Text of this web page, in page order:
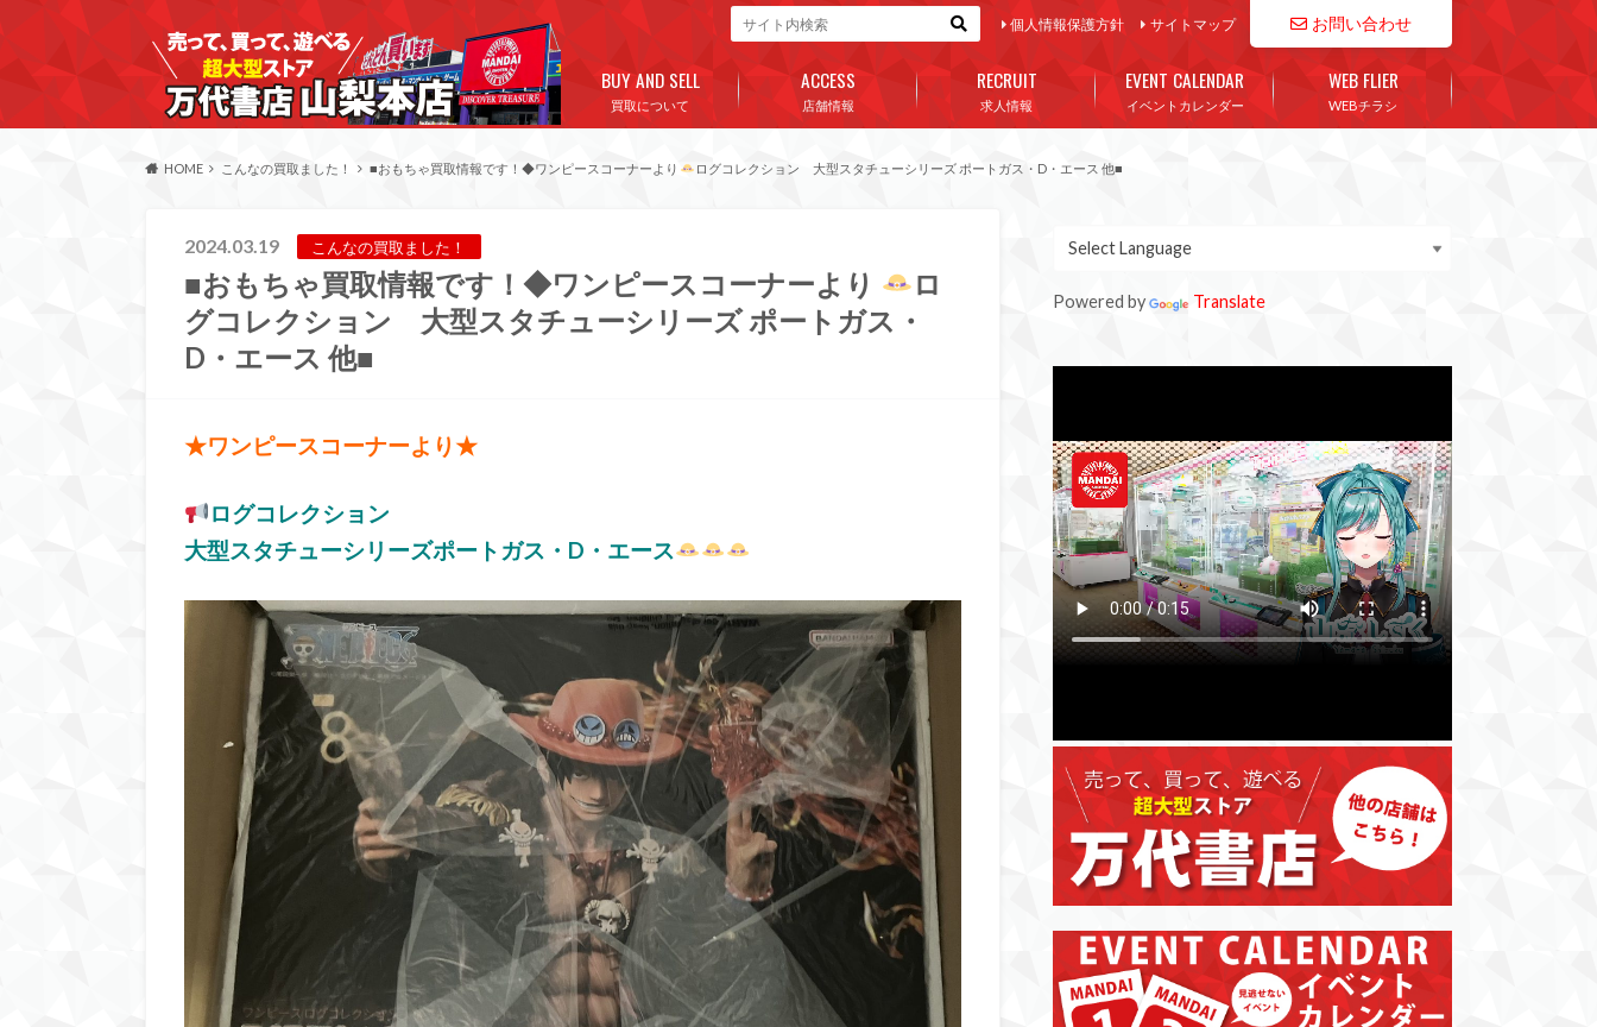
お問い合わせ
個人情報保護方針 サイトマップ
買取について
BUY AND SELL
店舗情報
ACCESS
求人情報
RECRUIT
イベントカレンダー
EVENT CALENDAR
WEBチラシ
WEB FLIER
HOME こんなの買取ました！ ■おもちゃ買取情報です！◆ワンピースコーナーより ログコレクション 大型スタチューシリーズ ポートガス・D・エース 他■
2024.03.19 こんなの買取ました！
■おもちゃ買取情報です！◆ワンピースコーナーより
ロ
グコレクション 大型スタチューシリーズ ポートガス・
D・エース 他■
★ワンピースコーナーより★
ログコレクション
大型スタチューシリーズポートガス・D・エース
Powered by Translate